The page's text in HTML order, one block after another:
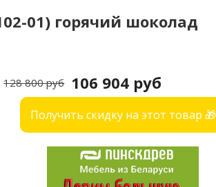
01) горячий шоколад
106 904 руб
128 800 руб
Получить скидку на этот товар 🎁